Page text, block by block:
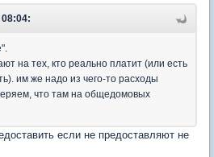
08:04:
на тех, кто реально платит (или есть
им же надо из чего-то расходы
что там на общедомовых
если не предоставляют не